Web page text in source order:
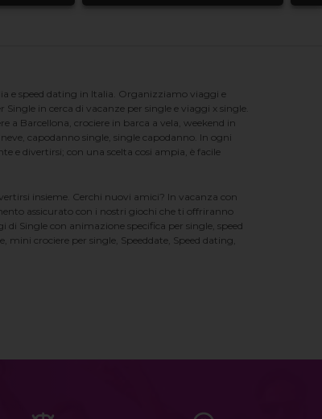
e speed dating in Italia. Organizziamo viaggi e
in cerca di vacanze per single e viaggi x single.
a Barcellona, crociere in barca a vela, weekend in
capodanno single, single capodanno. In ogni
e divertirsi; con una scelta cosi ampia, è facile
insieme. Cerchi nuovi amici? In vacanza con
assicurato con i nostri giochi che ti offriranno
Single con animazione specifica per single, speed
crociere per single, Speeddate, Speed dating,